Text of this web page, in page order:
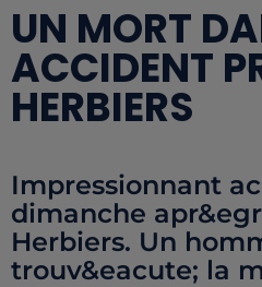
UN MORT
ACCIDENT
HERBIERS
Impressionnant
dimanche
Herbiers. Un
trouv&eacute; la